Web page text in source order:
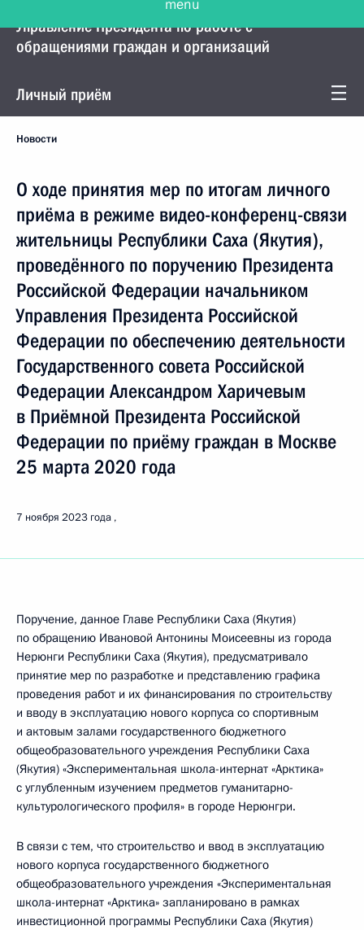
Управление Президента по работе с
обращениями граждан и организаций
Личный приём
Новости
О ходе принятия мер по итогам личного
приёма в режиме видео-конференц-связи
жительницы Республики Саха (Якутия),
проведённого по поручению Президента
Российской Федерации начальником
Управления Президента Российской
Федерации по обеспечению деятельности
Государственного совета Российской
Федерации Александром Харичевым
в Приёмной Президента Российской
Федерации по приёму граждан в Москве
25 марта 2020 года
7 ноября 2023 года
Поручение, данное Главе Республики Саха (Якутия)
по обращению Ивановой Антонины Моисеевны из города
Нерюнги Республики Саха (Якутия), предусматривало
принятие мер по разработке и представлению графика
проведения работ и их финансирования по строительству
и вводу в эксплуатацию нового корпуса со спортивным
и актовым залами государственного бюджетного
общеобразовательного учреждения Республики Саха
(Якутия) «Экспериментальная школа-интернат «Арктика»
с углубленным изучением предметов гуманитарно-
культурологического профиля» в городе Нерюнгри.
В связи с тем, что строительство и ввод в эксплуатацию
нового корпуса государственного бюджетного
общеобразовательного учреждения «Экспериментальная
школа-интернат «Арктика» запланировано в рамках
инвестиционной программы Республики Саха (Якутия)